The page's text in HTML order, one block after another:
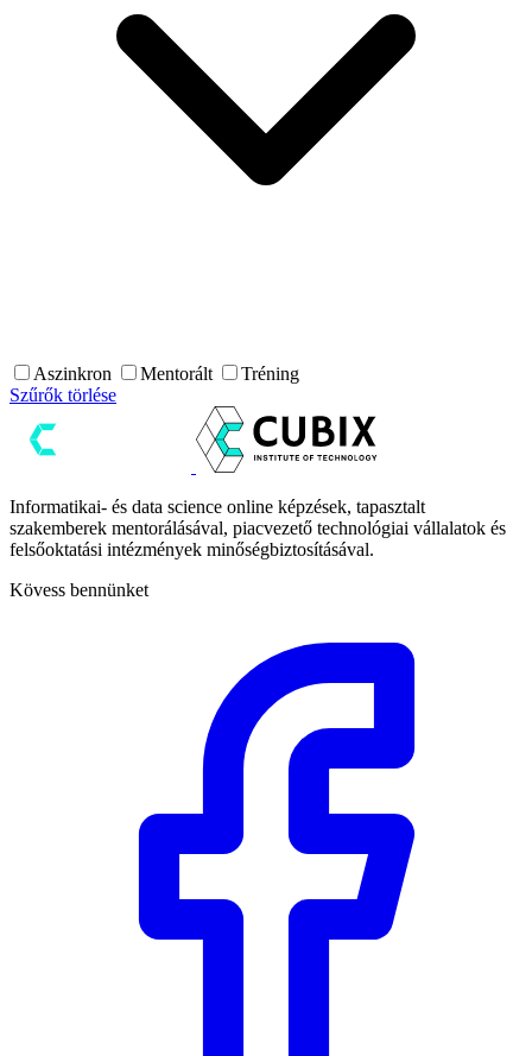
Aszinkron Mentorált
Tréning
Szűrők törlése
Informatikai- és data science online képzések, tapasztalt
szakemberek mentorálásával, piacvezető technológiai vállalatok és
felsőoktatási intézmények minőségbiztosításával.
Kövess bennünket